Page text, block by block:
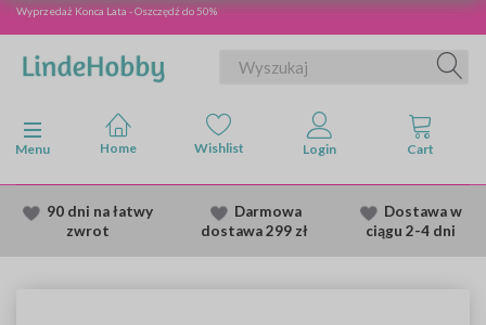
Wyprzedaż Konca Lata - Oszczędź do 50%
Przełącz nawigację
Menu
90 dni na łatwy
zwrot
Darmowa
dostawa299 zł
Dostawaw
ciągu 2-4 dni